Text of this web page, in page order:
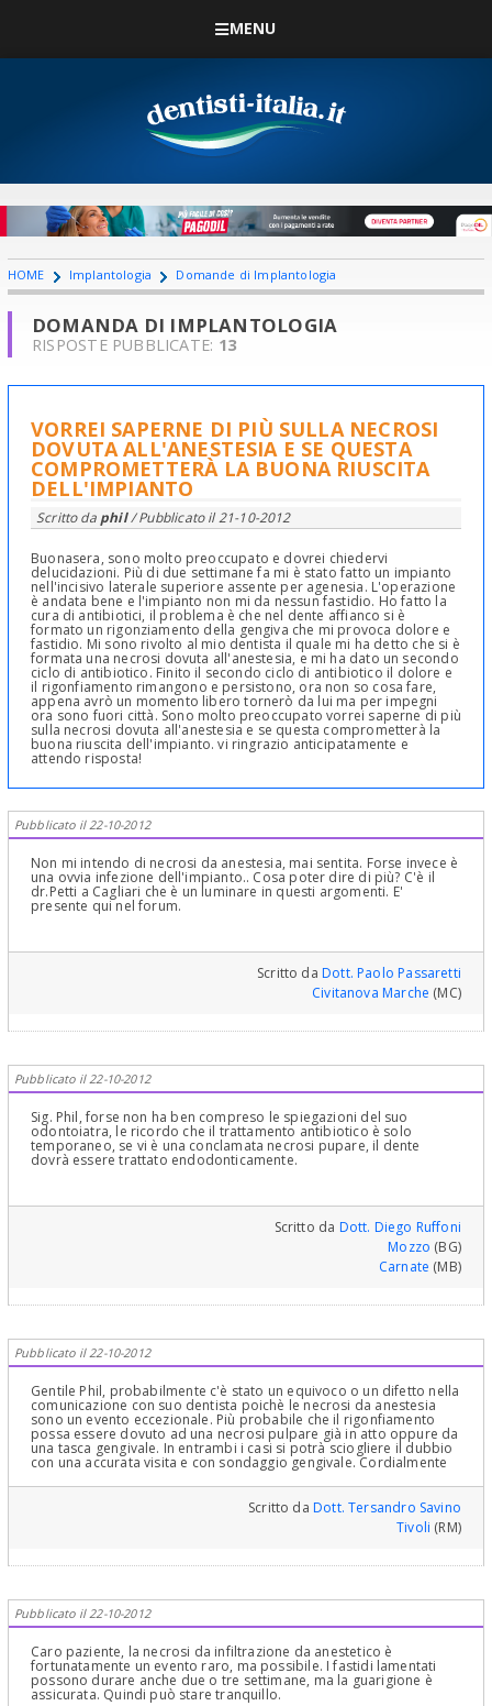
MENU
HOME Implantologia Domande di Implantologia
DOMANDA DI IMPLANTOLOGIA
RISPOSTE PUBBLICATE: 13
VORREI SAPERNE DI PIÙ SULLA NECROSI
DOVUTA ALL'ANESTESIA E SE QUESTA
COMPROMETTERÀ LA BUONA RIUSCITA
DELL'IMPIANTO
Scritto da phil/ Pubblicato il21-10-2012
Buonasera, sono molto preoccupato e dovrei chiedervi
delucidazioni. Più di due settimane fa mi è stato fatto un impianto
nell'incisivo laterale superiore assente per agenesia. L'operazione
è andata bene e l'impianto non mi da nessun fastidio. Ho fatto la
cura di antibiotici, il problema è che nel dente affianco si è
formato un rigonziamento della gengiva che mi provoca dolore e
fastidio. Mi sono rivolto al mio dentista il quale mi ha detto che si è
formata una necrosi dovuta all'anestesia, e mi ha dato un secondo
ciclo di antibiotico. Finito il secondo ciclo di antibiotico il dolore e
il rigonfiamento rimangono e persistono, ora non so cosa fare,
appena avrò un momento libero tornerò da lui ma per impegni
ora sono fuori città. Sono molto preoccupato vorrei saperne di più
sulla necrosi dovuta all'anestesia e se questa comprometterà la
buona riuscita dell'impianto. vi ringrazio anticipatamente e
attendo risposta!
Pubblicato il 22-10-2012
Non mi intendo di necrosi da anestesia, mai sentita. Forse invece è
una ovvia infezione dell'impianto.. Cosa poter dire di più? C'è il
dr.Petti a Cagliari che è un luminare in questi argomenti. E'
presente qui nel forum.
Scritto daDott. Paolo Passaretti
Civitanova Marche (MC)
Pubblicato il 22-10-2012
Sig. Phil, forse non ha ben compreso le spiegazioni del suo
odontoiatra, le ricordo che il trattamento antibiotico è solo
temporaneo, se vi è una conclamata necrosi pupare, il dente
dovrà essere trattato endodonticamente.
Scritto da Dott. Diego Ruffoni
Mozzo (BG)
Carnate (MB)
Pubblicato il 22-10-2012
Gentile Phil, probabilmente c'è stato un equivoco o un difetto nella
comunicazione con suo dentista poichè le necrosi da anestesia
sono un evento eccezionale. Più probabile che il rigonfiamento
possa essere dovuto ad una necrosi pulpare già in atto oppure da
una tasca gengivale. In entrambi i casi si potrà sciogliere il dubbio
con una accurata visita e con sondaggio gengivale. Cordialmente
Scritto daDott. Tersandro Savino
Tivoli (RM)
Pubblicato il 22-10-2012
Caro paziente, la necrosi da infiltrazione da anestetico è
fortunatamente un evento raro, ma possibile. I fastidi lamentati
possono durare anche due o tre settimane, ma la guarigione è
assicurata. Quindi può stare tranquillo.